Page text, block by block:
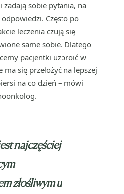
sobie pytania, na
Często po
leczenia czują się
same sobie. Dlatego
pacjentki uzbroić w
się przełożyć na lepszej
na co dzień – mówi
najczęściej
złośliwym u